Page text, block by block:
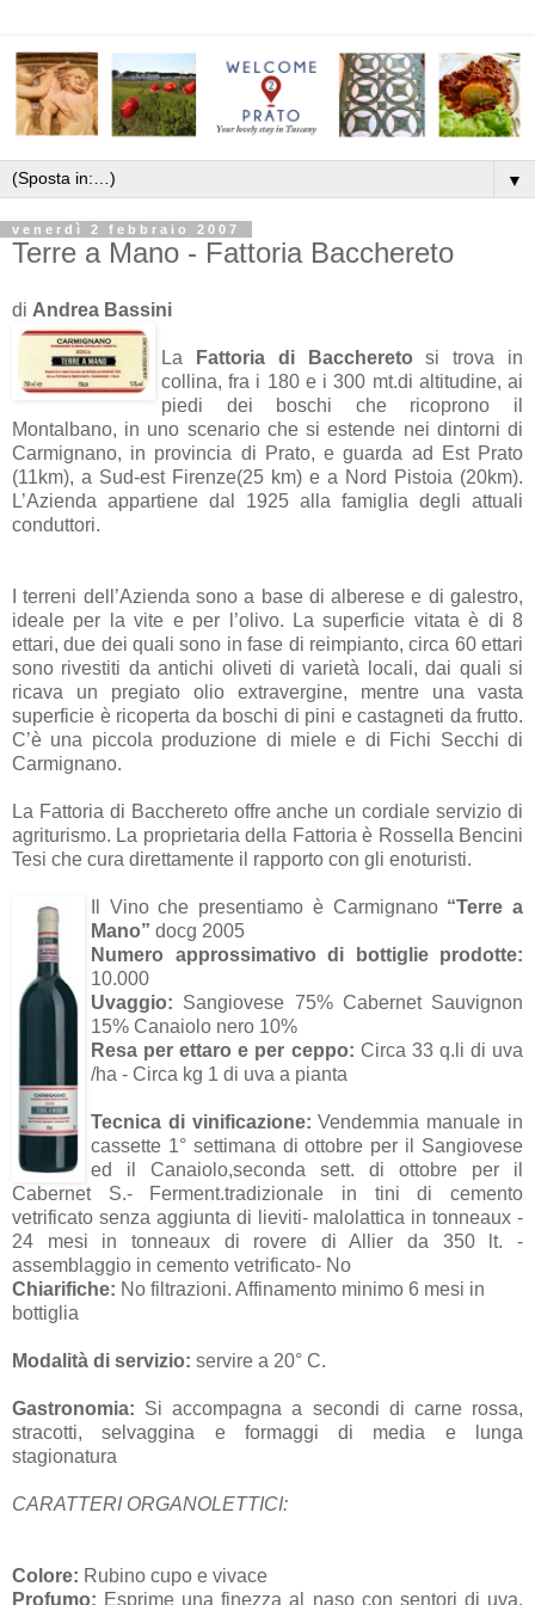
▼
venerdì 2 febbraio 2007
Terre a Mano - Fattoria Bacchereto
di Andrea Bassini
La Fattoria di Bacchereto si trova in
collina, fra i 180 e i 300 mt.di altitudine, ai
piedi dei boschi che ricoprono il
Montalbano, in uno scenario che si estende nei dintorni di
Carmignano, in provincia di Prato, e guarda ad Est Prato
(11km), a Sud-est Firenze(25 km) e a Nord Pistoia (20km).
L’Azienda appartiene dal 1925 alla famiglia degli attuali
conduttori.
I terreni dell’Azienda sono a base di alberese e di galestro,
ideale per la vite e per l’olivo. La superficie vitata è di 8
ettari, due dei quali sono in fase di reimpianto, circa 60 ettari
sono rivestiti da antichi oliveti di varietà locali, dai quali si
ricava un pregiato olio extravergine, mentre una vasta
superficie è ricoperta da boschi di pini e castagneti da frutto.
C’è una piccola produzione di miele e di Fichi Secchi di
Carmignano.
La Fattoria di Bacchereto offre anche un cordiale servizio di
agriturismo. La proprietaria della Fattoria è Rossella Bencini
Tesi che cura direttamente il rapporto con gli enoturisti.
Il Vino che presentiamo è Carmignano “Terre a
Mano” docg 2005
Numero approssimativo di bottiglie prodotte:
10.000
Uvaggio: Sangiovese 75% Cabernet Sauvignon
15% Canaiolo nero 10%
Resa per ettaro e per ceppo: Circa 33 q.li di uva
/ha - Circa kg 1 di uva a pianta
Tecnica di vinificazione: Vendemmia manuale in
cassette 1° settimana di ottobre per il Sangiovese
ed il Canaiolo,seconda sett. di ottobre per il
Cabernet S.- Ferment.tradizionale in tini di cemento
vetrificato senza aggiunta di lieviti- malolattica in tonneaux -
24 mesi in tonneaux di rovere di Allier da 350 lt. -
assemblaggio in cemento vetrificato- No
Chiarifiche: No filtrazioni. Affinamento minimo 6 mesi in
bottiglia
Modalità di servizio: servire a 20° C.
Gastronomia: Si accompagna a secondi di carne rossa,
stracotti, selvaggina e formaggi di media e lunga
stagionatura
CARATTERI ORGANOLETTICI:
Colore: Rubino cupo e vivace
Profumo: Esprime una finezza al naso con sentori di uva,